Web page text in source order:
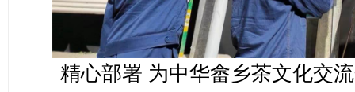
精心部署 为中华畲乡茶文化交